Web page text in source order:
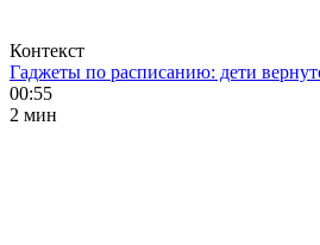
Контекст
Гаджеты по расписанию: дети
00:55
2 мин